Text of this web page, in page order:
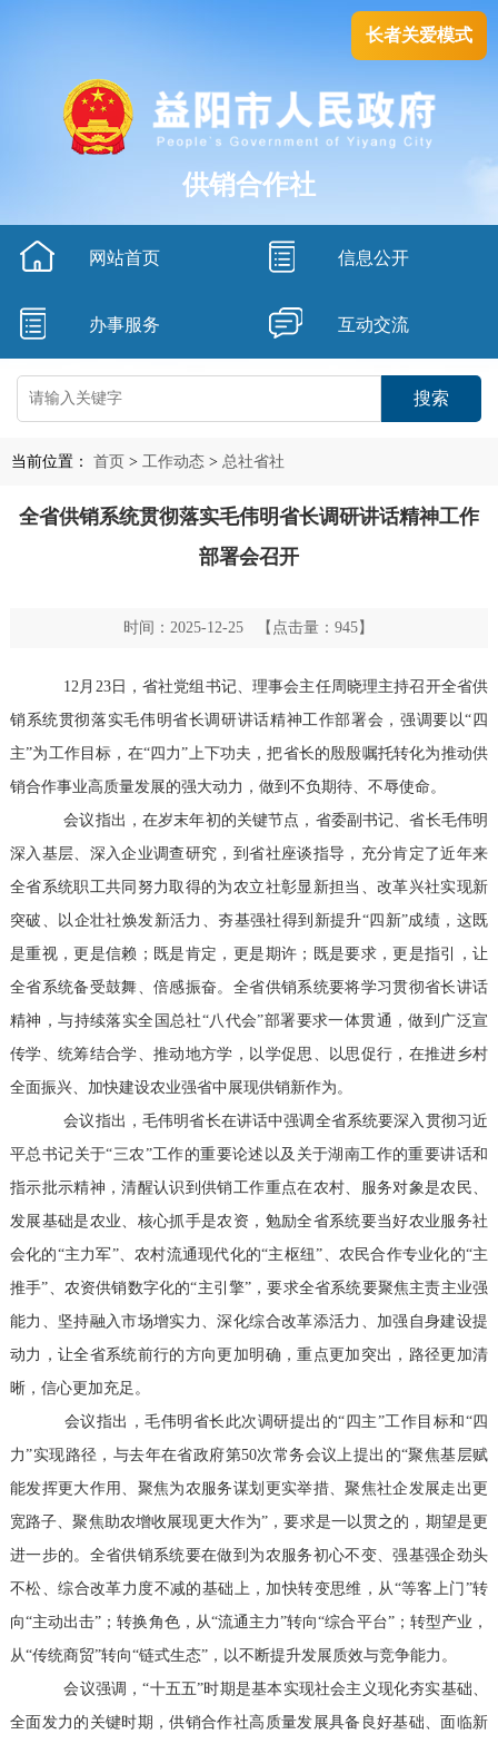
供销合作社
长者关爱模式
网站首页 信息公开
办事服务 互动交流
搜索
当前位置： 首页 > 工作动态 > 总社省社
全省供销系统贯彻落实毛伟明省长调研讲话精神工作
部署会召开
时间：2025-12-25 【点击量：945 】
12月23日，省社党组书记、理事会主任周晓理主持召开全省供
销系统贯彻落实毛伟明省长调研讲话精神工作部署会，强调要以“四
主”为工作目标，在“四力”上下功夫，把省长的殷殷嘱托转化为推动供
销合作事业高质量发展的强大动力，做到不负期待、不辱使命。
会议指出，在岁末年初的关键节点，省委副书记、省长毛伟明
深入基层、深入企业调查研究，到省社座谈指导，充分肯定了近年来
全省系统职工共同努力取得的为农立社彰显新担当、改革兴社实现新
突破、以企壮社焕发新活力、夯基强社得到新提升“四新”成绩，这既
是重视，更是信赖；既是肯定，更是期许；既是要求，更是指引，让
全省系统备受鼓舞、倍感振奋。全省供销系统要将学习贯彻省长讲话
精神，与持续落实全国总社“八代会”部署要求一体贯通，做到广泛宣
传学、统筹结合学、推动地方学，以学促思、以思促行，在推进乡村
全面振兴、加快建设农业强省中展现供销新作为。
会议指出，毛伟明省长在讲话中强调全省系统要深入贯彻习近
平总书记关于“三农”工作的重要论述以及关于湖南工作的重要讲话和
指示批示精神，清醒认识到供销工作重点在农村、服务对象是农民、
发展基础是农业、核心抓手是农资，勉励全省系统要当好农业服务社
会化的“主力军”、农村流通现代化的“主枢纽”、农民合作专业化的“主
推手”、农资供销数字化的“主引擎”，要求全省系统要聚焦主责主业强
能力、坚持融入市场增实力、深化综合改革添活力、加强自身建设提
动力，让全省系统前行的方向更加明确，重点更加突出，路径更加清
晰，信心更加充足。
会议指出，毛伟明省长此次调研提出的“四主”工作目标和“四
力”实现路径，与去年在省政府第50次常务会议上提出的“聚焦基层赋
能发挥更大作用、聚焦为农服务谋划更实举措、聚焦社企发展走出更
宽路子、聚焦助农增收展现更大作为”，要求是一以贯之的，期望是更
进一步的。全省供销系统要在做到为农服务初心不变、强基强企劲头
不松、综合改革力度不减的基础上，加快转变思维，从“等客上门”转
向“主动出击”；转换角色，从“流通主力”转向“综合平台”；转型产业，
从“传统商贸”转向“链式生态”，以不断提升发展质效与竞争能力。
会议强调，“十五五”时期是基本实现社会主义现化夯实基础、
全面发力的关键时期，供销合作社高质量发展具备良好基础、面临新